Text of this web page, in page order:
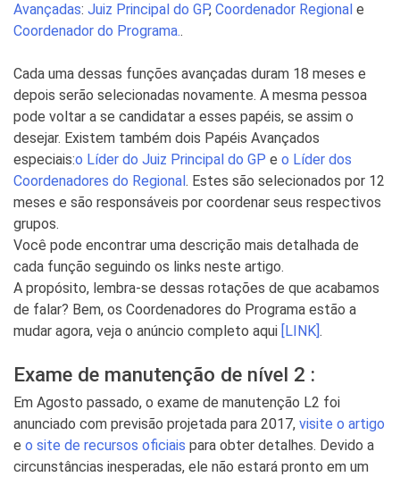
Avançadas: Juiz Principal do GP, Coordenador Regional e
Coordenador do Programa..
Cada uma dessas funções avançadas duram 18 meses e
depois serão selecionadas novamente. A mesma pessoa
pode voltar a se candidatar a esses papéis, se assim o
desejar. Existem também dois Papéis Avançados
especiais:o Líder do Juiz Principal do GP e o Líder dos
Coordenadores do Regional . Estes são selecionados por 12
meses e são responsáveis ​​por coordenar seus respectivos
grupos.
Você pode encontrar uma descrição mais detalhada de
cada função seguindo os links neste artigo.
A propósito, lembra-se dessas rotações de que acabamos
de falar? Bem, os Coordenadores do Programa estão a
mudar agora, veja o anúncio completo aqui [LINK] .
Exame de manutenção de nível 2 :
Em Agosto passado, o exame de manutenção L2 foi
anunciado com previsão projetada para 2017, visite o artigo
e o site de recursos oficiais para obter detalhes. Devido a
circunstâncias inesperadas, ele não estará pronto em um